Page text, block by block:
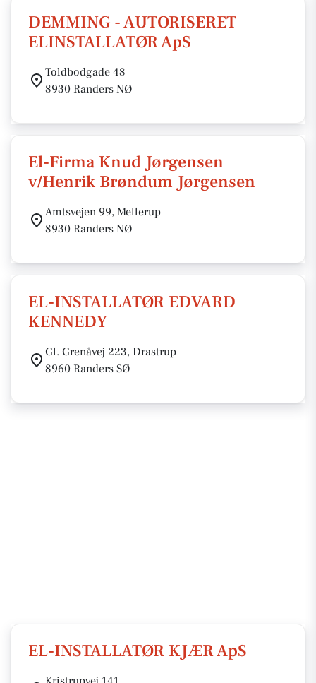
DEMMING - AUTORISERET
ELINSTALLATØR ApS
Toldbodgade 48
8930 Randers NØ
El-Firma Knud Jørgensen
v/Henrik Brøndum Jørgensen
Amtsvejen 99, Mellerup
8930 Randers NØ
EL-INSTALLATØR EDVARD
KENNEDY
Gl. Grenåvej 223, Drastrup
8960 Randers SØ
EL-INSTALLATØR KJÆR ApS